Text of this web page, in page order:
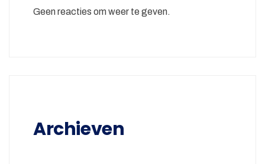
Geen reacties om weer te geven.
Archieven